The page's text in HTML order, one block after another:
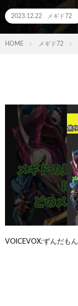
2023.12.22 メギド72
HOME メギド72
VOICEVOX:ずんだもん